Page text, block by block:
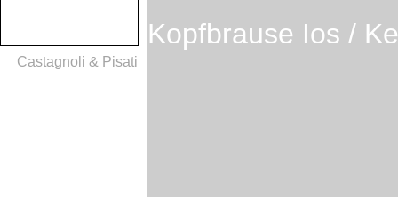
Castagnoli & Pisati
Kopfbrause Ios /